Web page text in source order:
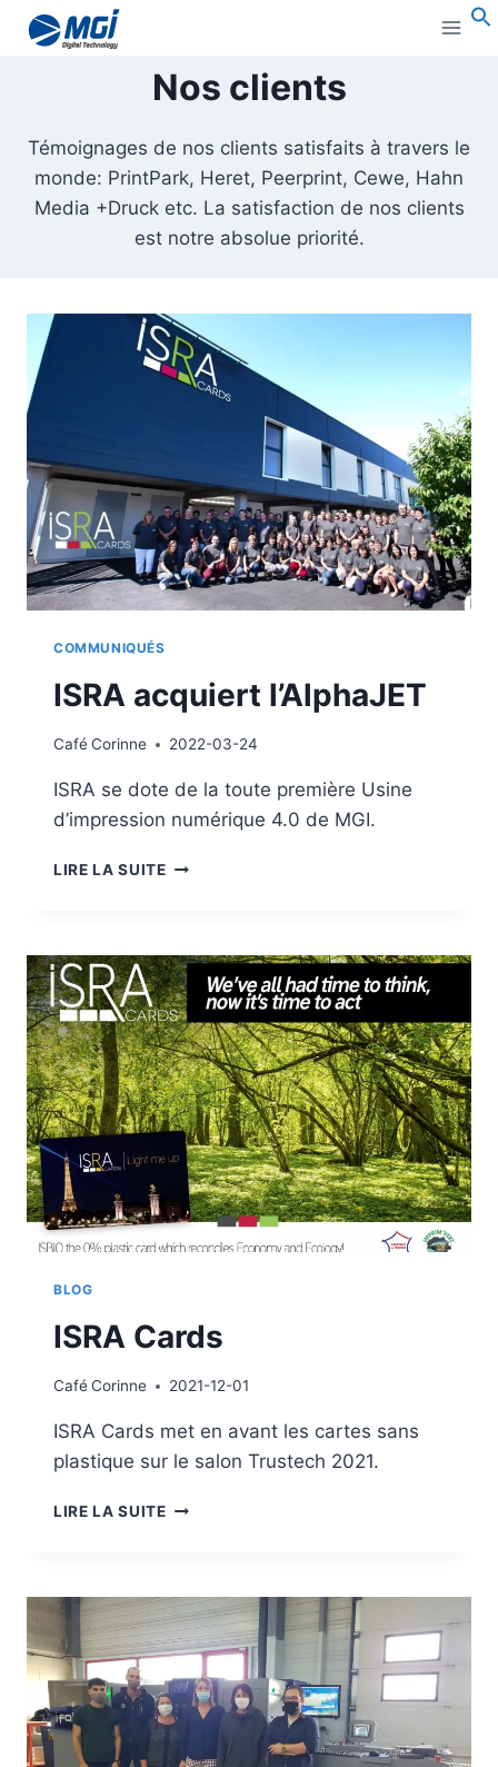
Aller
Nos clients
Témoignages de nos clients satisfaits à travers le
monde: PrintPark, Heret, Peerprint, Cewe, Hahn
Media +Druck etc. La satisfaction de nos clients
est notre absolue priorité.
COMMUNIQUÉS
ISRA acquiert l’AlphaJET
CaféCorinne 2022-03-24
ISRA se dote de la toute première Usine
d’impression numérique 4.0 de MGI.
LIRE LA SUITEISRA
BLOG
ISRA Cards
CaféCorinne 2021-12-01
ISRA Cards met en avant les cartes sans
plastique sur le salon Trustech 2021.
LIRE LA SUITEISRA